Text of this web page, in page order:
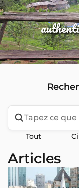
Tout
Articles